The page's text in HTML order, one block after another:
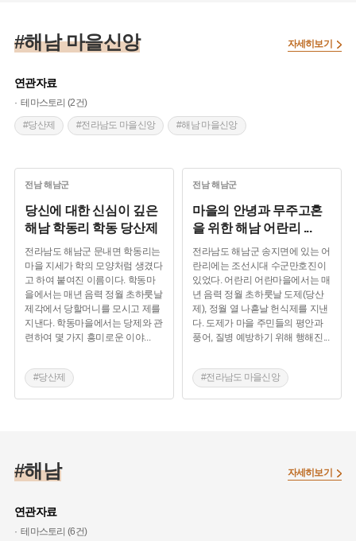
#해남 마을신앙
연관자료
테마스토리 (2건)
#당산제
#전라남도 마을신앙 #해남 마을신앙
자세히보기
전남해남군
당신에 대한 신심이 깊은
해남 학동리 학동 당산제
전라남도 해남군 문내면 학동리는
마을 지세가 학의 모양처럼 생겼다
고 하여 붙여진 이름이다. 학동마
을에서는 매년 음력 정월 초하룻날
제각에서 당할머니를 모시고 제를
지낸다. 학동마을에서는 당제와 관
련하여 몇 가지 흥미로운 이야...
#당산제
#전라남도 마을신앙
전남해남군
마을의 안녕과 무주고혼
을 위한 해남 어란리 ...
전라남도 해남군 송지면에 있는 어
란리에는 조선시대 수군만호진이
있었다. 어란리 어란마을에서는 매
년 음력 정월 초하룻날 도제(당산
제), 정월 열 나흗날 헌식제를 지낸
다. 도제가 마을 주민들의 평안과
풍어, 질병 예방하기 위해 행해진 ...
#전라남도 마을신앙
#해남 마을신앙
#해남
연관자료
테마스토리 (6건)
자세히보기